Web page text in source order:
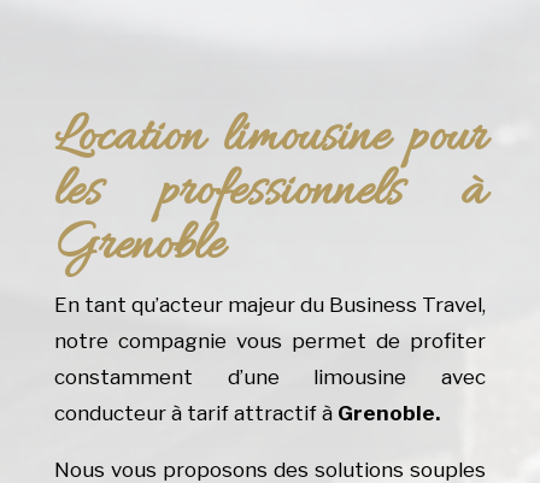
Location limousine pour
les professionnels à
Grenoble
En tant qu’acteur majeur du Business Travel,
notre compagnie vous permet de profiter
constamment d’une limousine avec
conducteur à tarif attractif à Grenoble.
Nous vous proposons des solutions souples